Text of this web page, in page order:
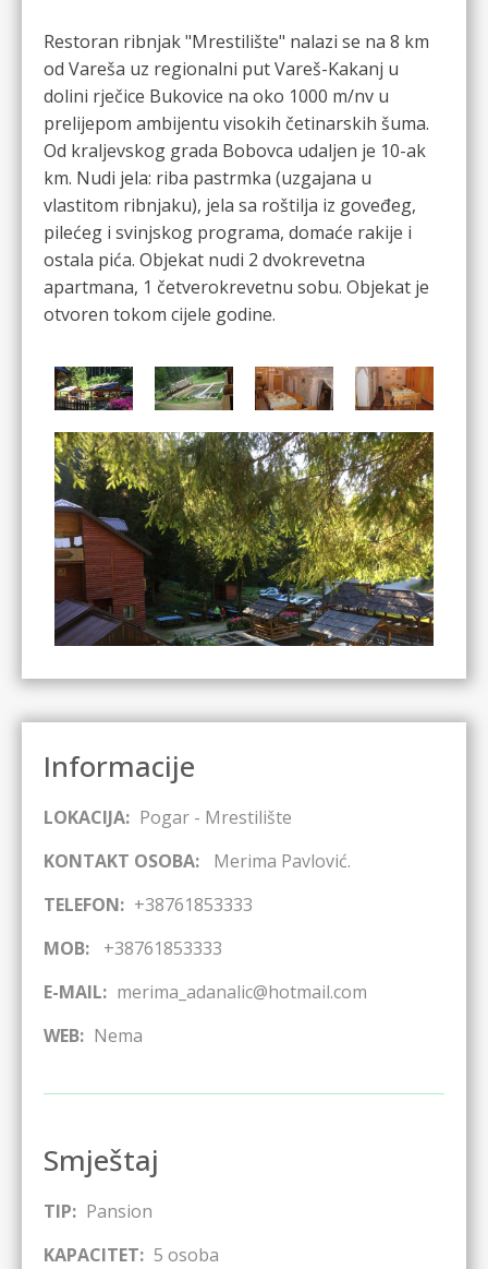
Restoran ribnjak "Mrestilište" nalazi se na 8 km
od Vareša uz regionalni put Vareš-Kakanj u
dolini rječice Bukovice na oko 1000 m/nv u
prelijepom ambijentu visokih četinarskih šuma.
Od kraljevskog grada Bobovca udaljen je 10-ak
km. Nudi jela: riba pastrmka (uzgajana u
vlastitom ribnjaku), jela sa roštilja iz goveđeg,
pilećeg i svinjskog programa, domaće rakije i
ostala pića. Objekat nudi 2 dvokrevetna
apartmana, 1 četverokrevetnu sobu. Objekat je
otvoren tokom cijele godine.
Informacije
LOKACIJA: Pogar - Mrestilište
KONTAKT OSOBA:
Merima Pavlović.
TELEFON: +38761853333
MOB:
+38761853333
E-MAIL: merima_adanalic@hotmail.com
WEB: Nema
Smještaj
TIP: Pansion
KAPACITET: 5 osoba